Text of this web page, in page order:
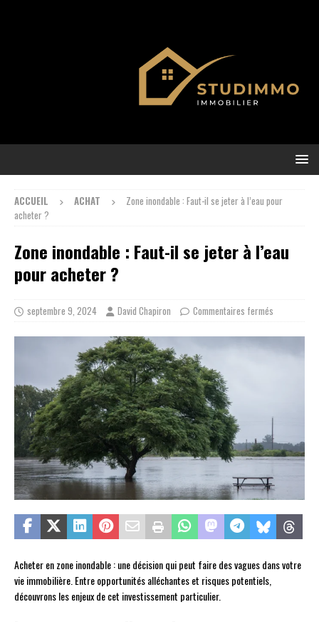
ACCUEIL ACHAT
Zone inondable : Faut-il se jeter à l’eau pour
acheter ?
Zone inondable : Faut-il se jeter à l’eau
pour acheter ?
septembre 9, 2024 David Chapiron Commentaires fermés
Acheter en zone inondable : une décision qui peut faire des vagues dans votre
vie immobilière. Entre opportunités alléchantes et risques potentiels,
découvrons les enjeux de cet investissement particulier.